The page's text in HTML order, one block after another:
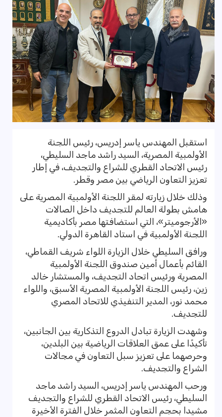
استقبل المهندس ياسر إدريس، رئيس اللجنة
الأولمبية المصرية، السيد راشد ماجد السليطي،
رئيس الاتحاد القطري للشراع والتجديف، في إطار
تعزيز التعاون الرياضي بين مصر وقطر.
وذلك خلال زيارته لمقر اللجنة الأولمبية المصرية على
هامش بطولة العالم للتجديف داخل الصالات
«الأرجوميتر»، التي استضافتها مصر بأكاديمية
اللجنة الأولمبية في استاد القاهرة الدولي.
ورافق السليطي خلال الزيارة اللواء شريف القماطي،
القائم بأعمال أمين صندوق اللجنة الأولمبية
المصرية ورئيس اتحاد التجديف، والمستشار خالد
زين، رئيس اللجنة الأولمبية المصرية الأسبق، واللواء
محمد نور، المدير التنفيذي للاتحاد المصري
للتجديف.
وشهدت الزيارة تبادل الدروع التذكارية بين الجانبين،
تأكيدًا على عمق العلاقات الرياضية بين البلدين،
وحرصهما على تعزيز سبل التعاون في مجالات
الشراع والتجديف.
ورحب المهندس ياسر إدريس، السيد راشد ماجد
السليطي، رئيس الاتحاد القطري للشراع والتجديف
مشيدا بحجم التعاون المثمر خلال الفترة الأخيرة